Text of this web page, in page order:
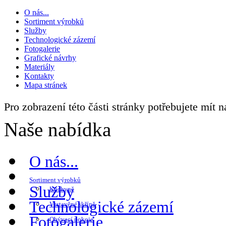
O nás...
Sortiment výrobků
Služby
Technologické zázemí
Fotogalerie
Grafické návrhy
Materiály
Kontakty
Mapa stránek
Pro zobrazení této části stránky potřebujete mít
Naše nabídka
O nás...
Sortiment výrobků
Kuchyně
Vestavěné skříně
Obývací pokoje
Služby
Technologické zázemí
Fotogalerie